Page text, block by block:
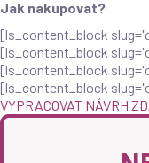
Jak nakupovat?
[ls_content_block
[ls_content_block
[ls_content_block
[ls_content_block
VYPRACOVAT NÁVRH